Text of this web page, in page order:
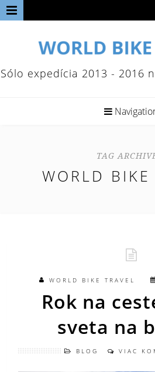
Sólo expedícia 2013 - 2016
TAG
WORLD BIKE
WORLD BIKE TRAVEL
Rok na
sveta na
BLOG VIAC